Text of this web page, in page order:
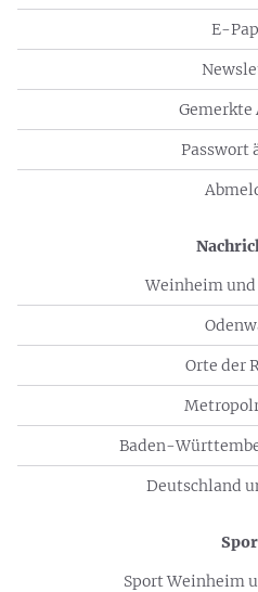
E-
Gemerkte
Passwort
Weinheim und
Orte der
Baden-
Deutschland
Sport Weinheim